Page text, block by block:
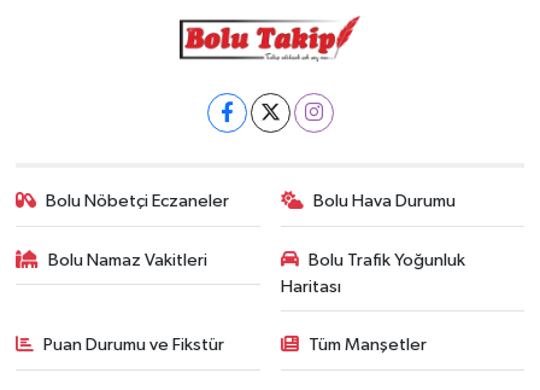
Bolu Nöbetçi Eczaneler Bolu Hava Durumu
Bolu Namaz Vakitleri
Bolu Trafik Yoğunluk
Haritası
Puan Durumu ve Fikstür Tüm Manşetler